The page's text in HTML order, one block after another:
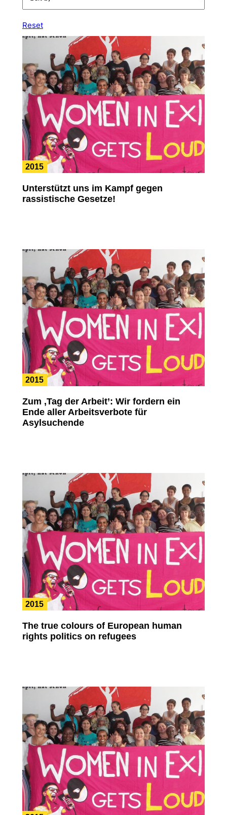
Reset
2015
Unterstützt uns im Kampf gegen
rassistische Gesetze!
2015
Zum ‚Tag der Arbeit’: Wir fordern ein
Ende aller Arbeitsverbote für
Asylsuchende
2015
The true colours of European human
rights politics on refugees